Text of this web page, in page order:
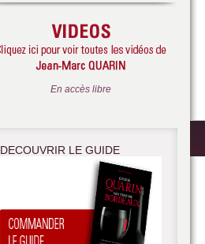
En accès libre
DECOUVRIR LE GUIDE